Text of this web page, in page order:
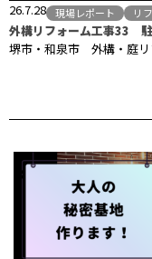
26.7.28 現場レポート リ
外構リフォーム工事33
堺市・和泉市 外構・庭